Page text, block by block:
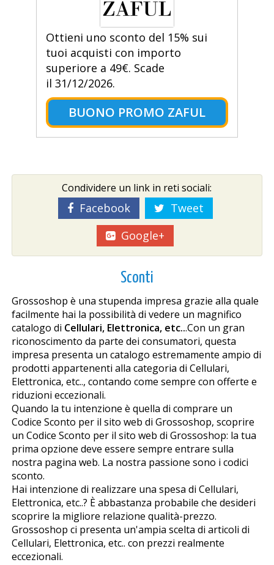
Ottieni uno sconto del 15% sui
tuoi acquisti con importo
superiore a 49€. Scade
il 31/12/2026.
BUONO PROMO ZAFUL
Condividere un link in reti sociali:
Facebook
Tweet
Google+
Sconti
Grossoshop è una stupenda impresa grazie alla quale
facilmente hai la possibilità di vedere un magnifico
catalogo di Cellulari, Elettronica, etc...Con un gran
riconoscimento da parte dei consumatori, questa
impresa presenta un catalogo estremamente ampio di
prodotti appartenenti alla categoria di Cellulari,
Elettronica, etc.., contando come sempre con offerte e
riduzioni eccezionali.
Quando la tu intenzione è quella di comprare un
Codice Sconto per il sito web di Grossoshop, scoprire
un Codice Sconto per il sito web di Grossoshop: la tua
prima opzione deve essere sempre entrare sulla
nostra pagina web. La nostra passione sono i codici
sconto.
Hai intenzione di realizzare una spesa di Cellulari,
Elettronica, etc..? È abbastanza probabile che desideri
scoprire la migliore relazione qualità-prezzo.
Grossoshop ci presenta un'ampia scelta di articoli di
Cellulari, Elettronica, etc.. con prezzi realmente
eccezionali.